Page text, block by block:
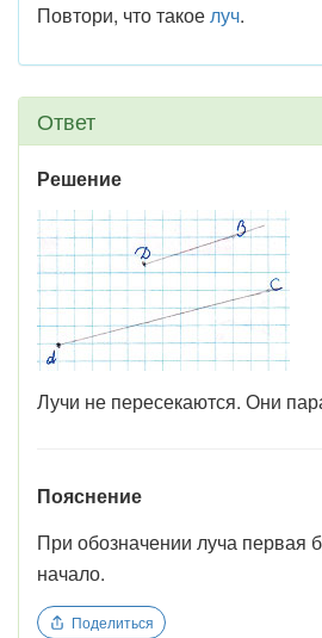
Повтори, что такоелуч.
Ответ
Решение
Лучи не пересекаются. Они
Пояснение
При обозначении луча первая
начало.
Поделиться